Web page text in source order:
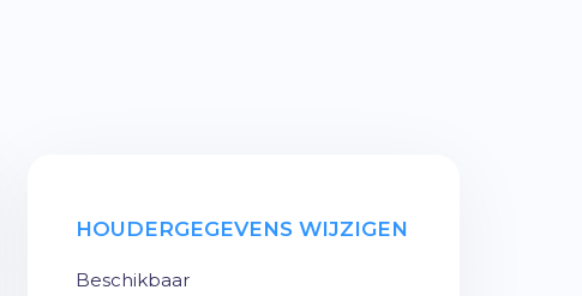
HOUDERGEGEVENS WIJZIGEN
Beschikbaar